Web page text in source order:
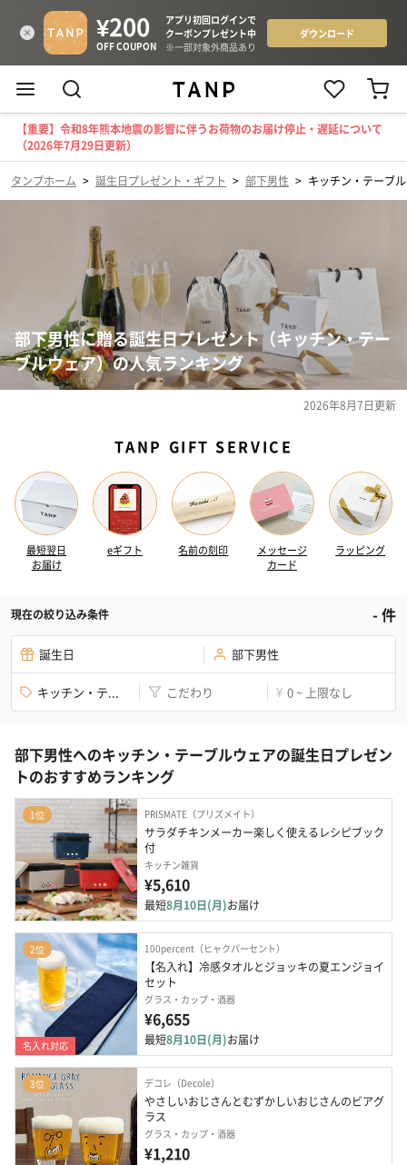
【重要】令和8年熊本地震の影響に伴うお荷物のお届け停止・遅延について
（2026年7月29日更新）
タンプホーム > 誕生日プレゼント・ギフト > 部下男性 > キッチン・テーブ
部下男性に贈る誕生日プレゼント（キッチン・テー
ブルウェア）の人気ランキング
2026年8月7日更新
TANP GIFT SERVICE
最短翌日
お届け
eギフト 名前の刻印
メッセージ
カード
ラッピング
現在の絞り込み条件 -件
誕生日 部下男性
キッチン・テ... こだわり ¥ 0 ~ 上限なし
部下男性へのキッチン・テーブルウェアの誕生日プレゼン
トのおすすめランキング
1位 PRISMATE（プリズメイト）
サラダチキンメーカー楽しく使えるレシピブック
付
キッチン雑貨
¥5,610
最短8月10日(月)お届け
2位
名入れ対応
100percent（ヒャクパーセント）
【名入れ】冷感タオルとジョッキの夏エンジョイ
セット
グラス・カップ・酒器
¥6,655
最短8月10日(月)お届け
3位 デコレ（Decole）
やさしいおじさんとむずかしいおじさんのビアグ
ラス
グラス・カップ・酒器
¥1,210